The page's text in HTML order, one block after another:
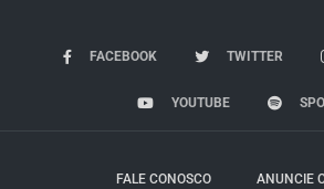
FACEBOOK TWITTER
YOUTUBE
FALE CONOSCO ANUNCIE